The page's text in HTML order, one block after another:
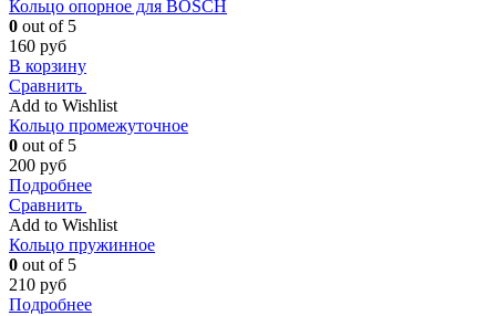
Кольцо опорное для BOSCH
0 out of 5
160 руб
В корзину
Сравнить
Add to Wishlist
Кольцо промежуточное
0 out of 5
200 руб
Подробнее
Сравнить
Add to Wishlist
Кольцо пружинное
0 out of 5
210 руб
Подробнее